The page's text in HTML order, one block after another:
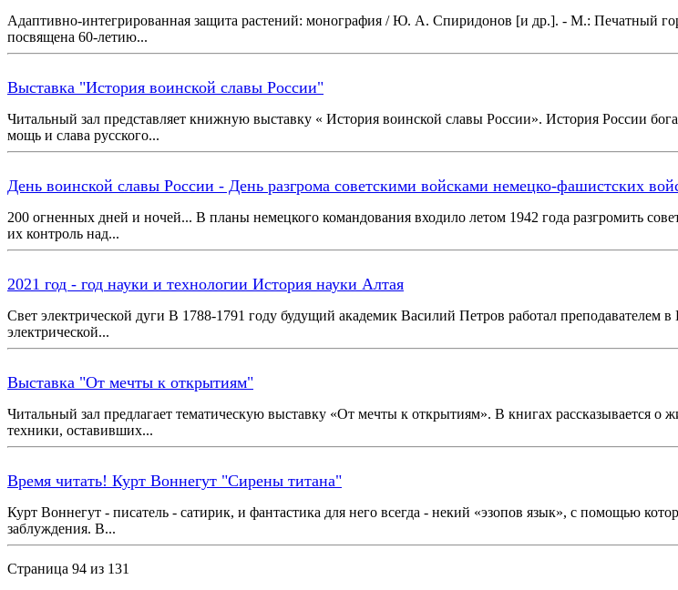
Адаптивно-интегрированная защита растений: монография / Ю. А. Спиридонов [и др.]. - М.: Печатный
посвящена 60-летию...
Выставка "История воинской славы России"
Читальный зал представляет книжную выставку « История воинской славы России». История России
мощь и слава русского...
День воинской славы России - День разгрома советскими войсками немецко-фашистских
200 огненных дней и ночей... В планы немецкого командования входило летом 1942 года разгромить
их контроль над...
2021 год - год науки и технологии История науки Алтая
Свет электрической дуги В 1788-1791 году будущий академик Василий Петров работал преподавателем
электрической...
Выставка "От мечты к открытиям"
Читальный зал предлагает тематическую выставку «От мечты к открытиям». В книгах рассказывается о
техники, оставивших...
Время читать! Курт Воннегут "Сирены титана"
Курт Воннегут - писатель - сатирик, и фантастика для него всегда - некий «эзопов язык», с помощью
заблуждения. В...
Страница 94 из 131